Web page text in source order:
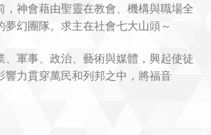
，神會藉由聖靈在教會、機構與職場全
夢幻團隊。求主在社會七大山頭～
、軍事、政治、藝術與媒體，興起使徒
響力貫穿萬民和列邦之中，將福音